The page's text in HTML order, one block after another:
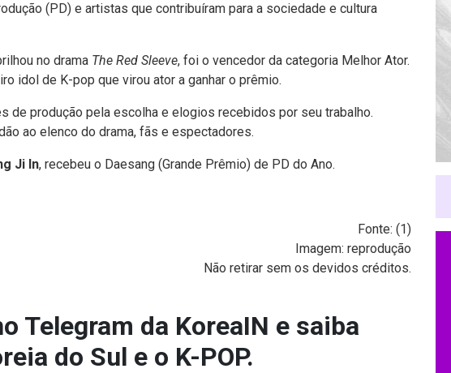
(PD) e artistas que contribuíram para a sociedade e cultura
no drama The Red Sleeve, foi o vencedor da categoria Melhor Ator.
idol de K-pop que virou ator a ganhar o prêmio.
de produção pela escolha e elogios recebidos por seu trabalho.
ao elenco do drama, fãs e espectadores.
Ji In, recebeu o Daesang (Grande Prêmio) de PD do Ano.
Fonte: (1)
Imagem: reprodução
Não retirar sem os devidos créditos.
Telegram da KoreaIN e saiba
do Sul e o K-POP.